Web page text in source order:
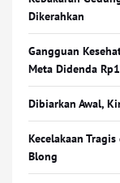
Dikerahkan
Gangguan
Meta Didenda
Dibiarkan Awal,
Kecelakaan
Blong